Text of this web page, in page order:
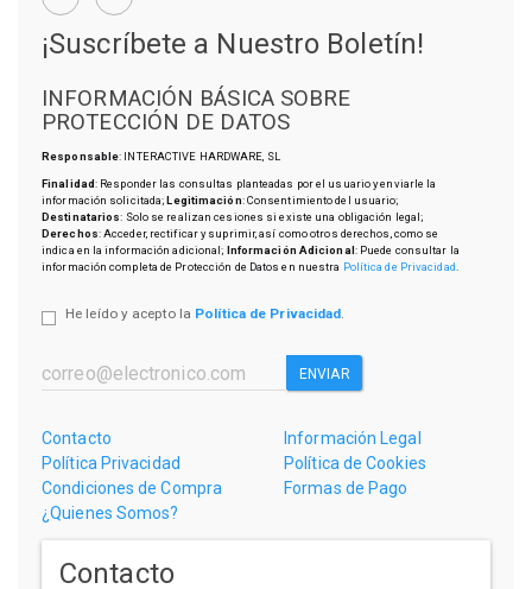
¡Suscríbete a Nuestro Boletín!
INFORMACIÓN BÁSICA SOBRE
PROTECCIÓN DE DATOS
Responsable: INTERACTIVE HARDWARE, SL
Finalidad: Responder las consultas planteadas por el usuario y enviarle la
información solicitada;Legitimación: Consentimiento del usuario;
Destinatarios: Solo se realizan cesiones si existe una obligación legal;
Derechos: Acceder, rectificar y suprimir, así como otros derechos, como se
indica en la información adicional; Información Adicional: Puede consultar la
información completa de Protección de Datos en nuestra Política de Privacidad
He leído y acepto la Política de Privacidad.
ENVIAR
Contacto
Información Legal
Política Privacidad
Política de Cookies
Condiciones de Compra
Formas de Pago
¿Quienes Somos?
Contacto